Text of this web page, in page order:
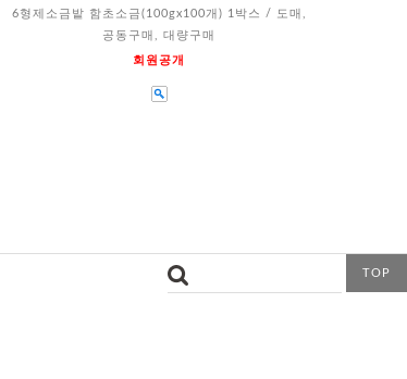
6형제소금밭 함초소금(100gx100개) 1박스 / 도매,
공동구매, 대량구매
회원공개
TOP